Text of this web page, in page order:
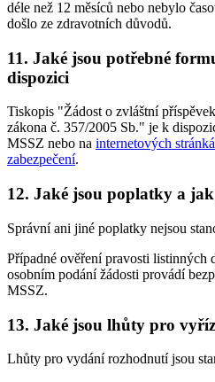
déle než 12 měsíců nebo nebylo
došlo ze zdravotních důvodů.
11. Jaké jsou potřebné
dispozici
Tiskopis "Žádost o zvláštní
zákona č. 357/2005 Sb." je k
MSSZ nebo na internetových
zabezpečení.
12. Jaké jsou poplatky a
Správní ani jiné poplatky nejsou
Případné ověření pravosti listinných
osobním podání žádosti provádí
MSSZ.
13. Jaké jsou lhůty pro
Lhůty pro vydání rozhodnutí jsou